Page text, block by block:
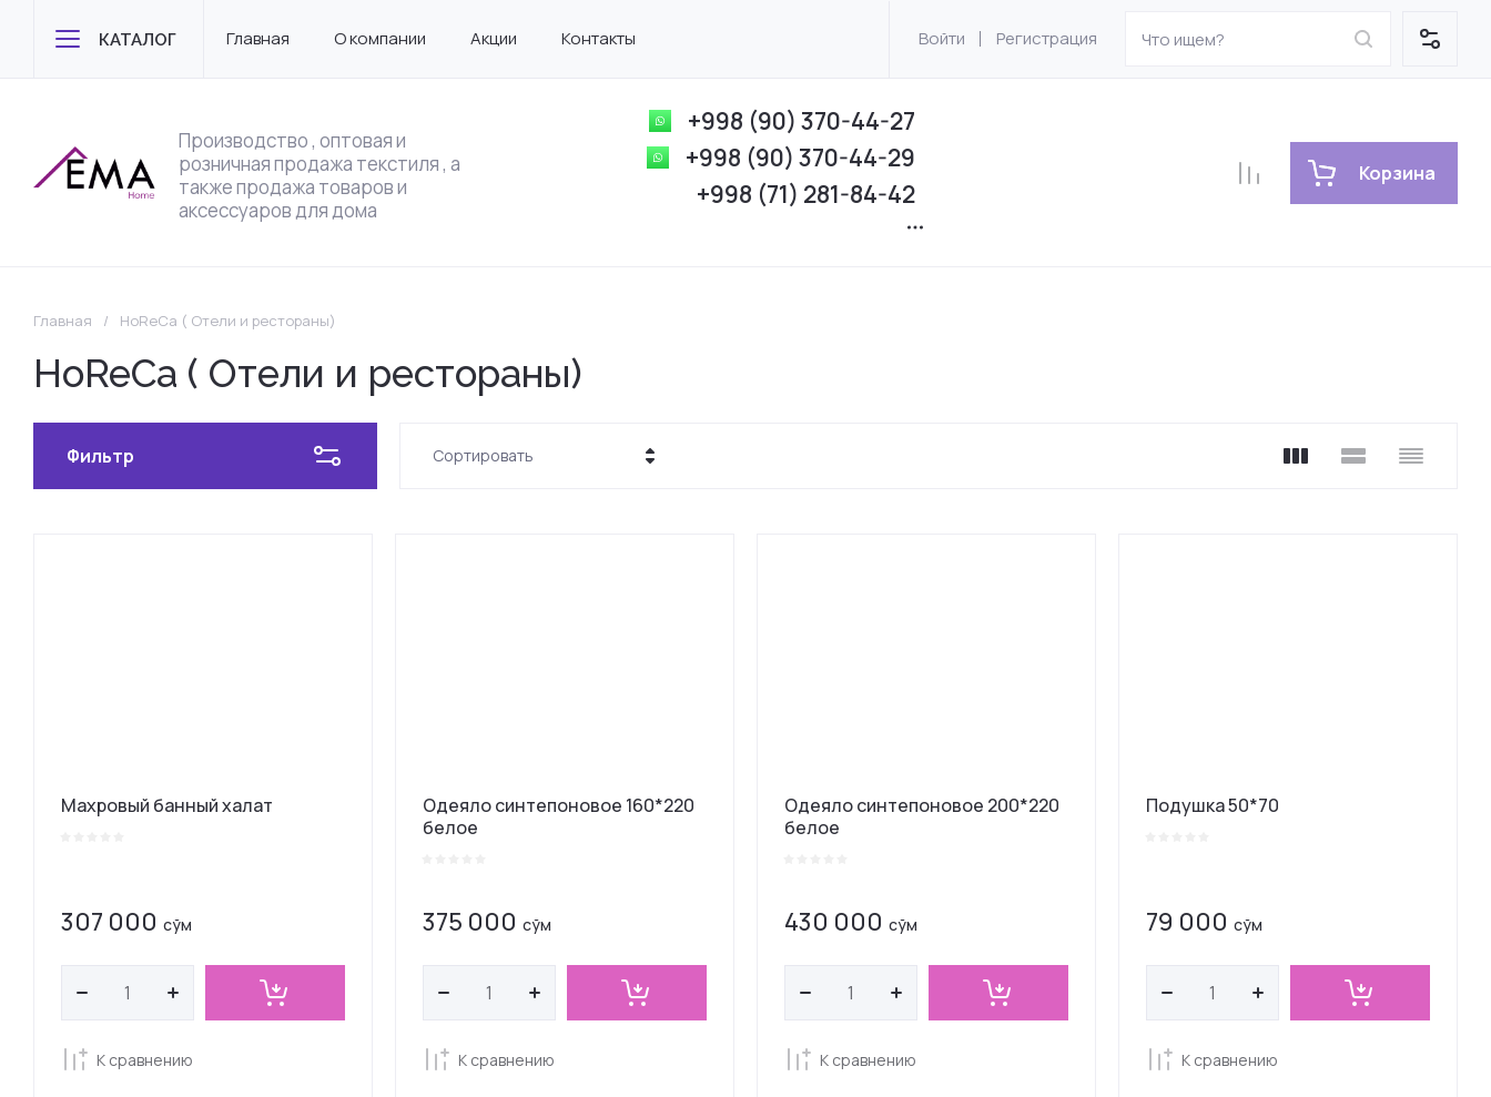
КАТАЛОГ Главная О компании Акции Контакты Войти Регистрация
Производство , оптовая и
розничная продажа текстиля , а
также продажа товаров и
аксессуаров для дома
+998 (90) 370-44-27
+998 (90) 370-44-29
+998 (71) 281-84-42
Корзина
Главная / HoReCa ( Отели и рестораны)
HoReCa ( Отели и рестораны)
Фильтр Сортировать
Махровый банный халат
307 000 сўм
К сравнению
Одеяло синтепоновое 160*220
белое
375 000 сўм
К сравнению
Одеяло синтепоновое 200*220
белое
430 000 сўм
К сравнению
Подушка 50*70
79 000 сўм
К сравнению